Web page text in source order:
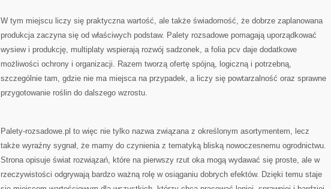
W tym miejscu liczy się praktyczna wartość, ale także świadomość, że dobrze zaplanowana
produkcja zaczyna się od właściwych podstaw. Palety rozsadowe pomagają uporządkować
wysiew i produkcję, multiplaty wspierają rozwój sadzonek, a folia pcv daje dodatkowe
możliwości ochrony i organizacji. Razem tworzą ofertę spójną, logiczną i potrzebną,
szczególnie tam, gdzie nie ma miejsca na przypadek, a liczy się powtarzalność oraz sprawne
przygotowanie roślin do dalszego wzrostu.
Palety-rozsadowe.pl to więc nie tylko nazwa związana z określonym asortymentem, lecz
także wyraźny sygnał, że mamy do czynienia z tematyką bliską nowoczesnemu ogrodnictwu.
Strona opisuje świat rozwiązań, które na pierwszy rzut oka mogą wydawać się proste, ale w
rzeczywistości odgrywają bardzo ważną rolę w osiąganiu dobrych efektów. Dzięki temu staje